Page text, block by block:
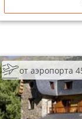
от аэропорта